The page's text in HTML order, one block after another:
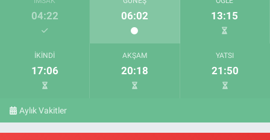
04:22 06:02 13:15
İKINDI
17:06
AKŞAM
20:18
YATSI
21:50
Aylık Vakitler